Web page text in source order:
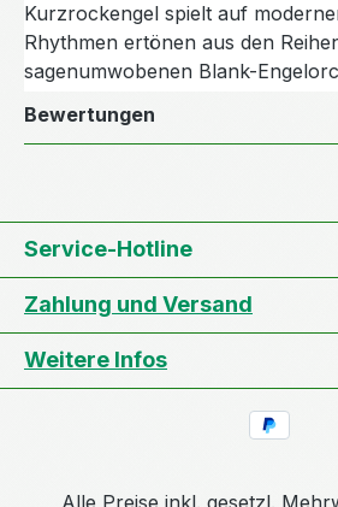
Kurzrockengel spielt auf
Rhythmen ertönen aus den
sagenumwobenen Blank-
Bewertungen
Service-Hotline
Zahlung und Versand
Weitere Infos
Alle Preise inkl. gesetzl.